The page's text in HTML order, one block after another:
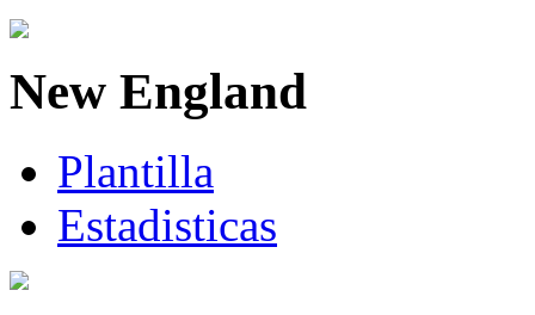
New England
Plantilla
Estadisticas